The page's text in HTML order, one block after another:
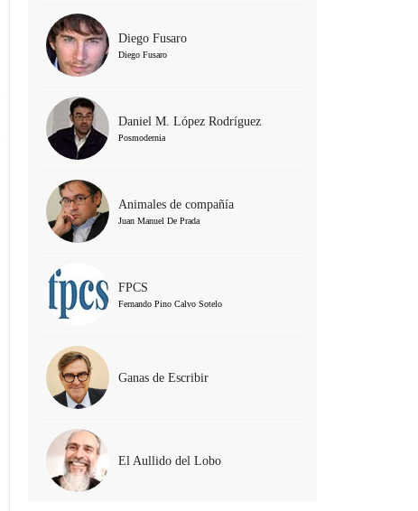
Diego Fusaro
Diego Fusaro
Daniel M. López Rodríguez
Posmodernia
Animales de compañía
Juan Manuel De Prada
FPCS
Fernando Pino Calvo Sotelo
Ganas de Escribir
El Aullido del Lobo